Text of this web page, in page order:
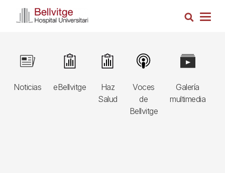
Busca
Navegació
principal
3r
Noticias
Image
eBellvitge
Image
Haz
Salud
Image
Voces
de
Bellvitge
Image
Galería
multimedia
Image